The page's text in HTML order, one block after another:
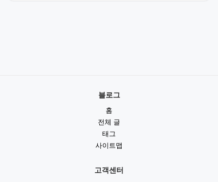
블로그
홈
전체 글
태그
사이트맵
고객센터